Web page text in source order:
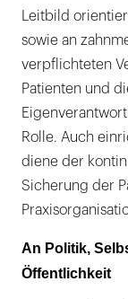
Leitbild
sowie an
verpflichteten
Patienten und
Rolle. Auch
diene der
Sicherung der
An Politik,
Öffentlichkeit